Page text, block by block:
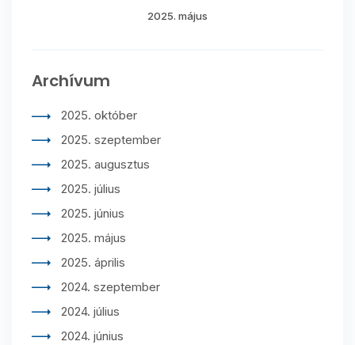
2025. május
Archívum
2025. október
2025. szeptember
2025. augusztus
2025. július
2025. június
2025. május
2025. április
2024. szeptember
2024. július
2024. június